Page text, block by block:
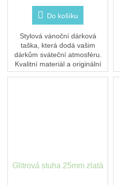
Do košíku
Stylová vánoční dárková
taška, která dodá vašim
dárkům sváteční atmosféru.
Kvalitní materiál a originální
design zajistí, že každý dárek
Glitrová stuha 25mm zlatá